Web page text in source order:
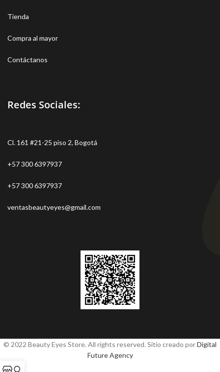
Tienda
Compra al mayor
Contáctanos
Redes Sociales:
Cl. 161 #21-25 piso 2, Bogotá
+57 300 6397937
+57 300 6397937
ventasbeautyeyes@gmail.com
© 2022 Beauty Eyes Store. All rights reserved. Sitio creado porDigital
Future Agency